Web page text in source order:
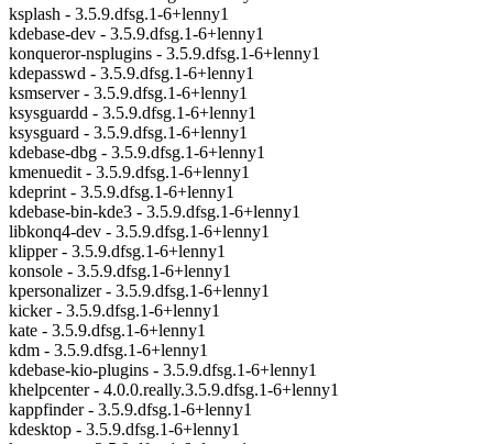
ksplash - 3.5.9.dfsg.1-6+lenny1
kdebase-dev - 3.5.9.dfsg.1-6+lenny1
konqueror-nsplugins - 3.5.9.dfsg.1-6+lenny1
kdepasswd - 3.5.9.dfsg.1-6+lenny1
ksmserver - 3.5.9.dfsg.1-6+lenny1
ksysguardd - 3.5.9.dfsg.1-6+lenny1
ksysguard - 3.5.9.dfsg.1-6+lenny1
kdebase-dbg - 3.5.9.dfsg.1-6+lenny1
kmenuedit - 3.5.9.dfsg.1-6+lenny1
kdeprint - 3.5.9.dfsg.1-6+lenny1
kdebase-bin-kde3 - 3.5.9.dfsg.1-6+lenny1
libkonq4-dev - 3.5.9.dfsg.1-6+lenny1
klipper - 3.5.9.dfsg.1-6+lenny1
konsole - 3.5.9.dfsg.1-6+lenny1
kpersonalizer - 3.5.9.dfsg.1-6+lenny1
kicker - 3.5.9.dfsg.1-6+lenny1
kate - 3.5.9.dfsg.1-6+lenny1
kdm - 3.5.9.dfsg.1-6+lenny1
kdebase-kio-plugins - 3.5.9.dfsg.1-6+lenny1
khelpcenter - 4.0.0.really.3.5.9.dfsg.1-6+lenny1
kappfinder - 3.5.9.dfsg.1-6+lenny1
kdesktop - 3.5.9.dfsg.1-6+lenny1